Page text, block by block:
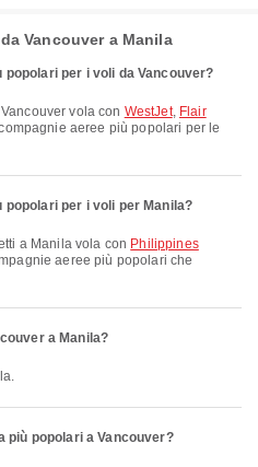
Vancouver a Manila
popolari per i voli da Vancouver?
vola con WestJet, Flair
aeree più popolari per le
popolari per i voli per Manila?
a Manila vola con Philippines
aeree più popolari che
a Manila?
più popolari a Vancouver?